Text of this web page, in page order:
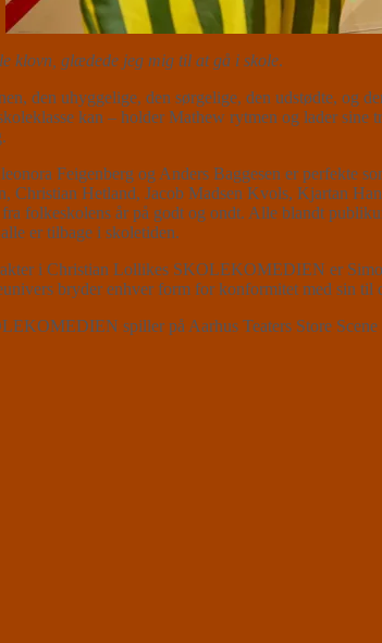
klovn, glædede jeg mig til at gå i skole.
den uhyggelige, den sørgelige, den udstødte, og
kan – holder Mathew rytmen og lader
Feigenberg og Anders Baggesen er perfekte
Christian Hetland, Jacob Madsen Kvols, Kjartan
folkeskolens år på godt og ondt. Alle blandt
er tilbage i skoletiden.
i Christian Lollikes SKOLEKOMEDIEN er
bryder enhver form for konformitet med sin
spiller på Aarhus Teaters Store Scene